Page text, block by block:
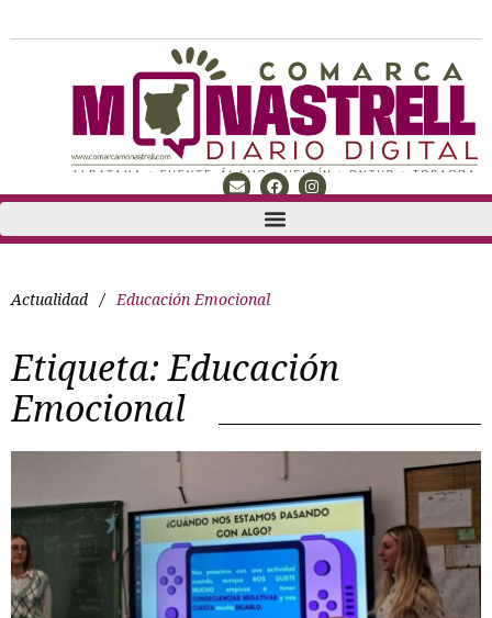
Actualidad / Educación Emocional
Etiqueta:Educación
Emocional